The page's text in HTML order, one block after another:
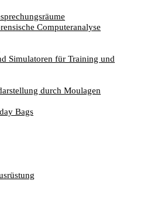
Computeranalyse
Simulatoren für Training und
durch Moulagen
Bags